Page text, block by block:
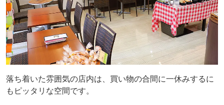
落ち着いた雰囲気の店内は、買い物の合間に一休みするに
もピッタリな空間です。